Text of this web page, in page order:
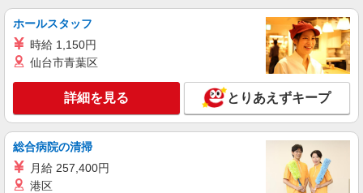
株式会社シエロ
【docomo】人気機種に詳しくなれる携帯販売
時給1300円〜1400円 ※残業代支給 ★交通費別
○。・゜+゜ 入社祝い金10万円支給(規定有) お友達
を紹介頂くと, インセンティブ支給(規定有) ★月2
回払い・週払い可能（規程有）★ ゜・。○。・゜
+゜・。○。・゜+゜
兵庫県西宮市のdocomoショップ
キープ 詳細を見る
株式会社シエロ
ホールスタッフ
時給 1,150円
仙台市青葉区
詳細を見る とりあえずキープ
総合病院の清掃
月給 257,400円
港区